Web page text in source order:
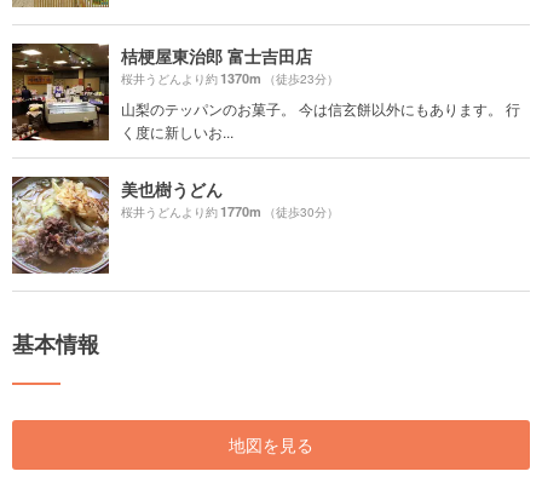
桔梗屋東治郎 富士吉田店
桜井うどんより約1370m （徒歩23分）
山梨のテッパンのお菓子。 今は信玄餅以外にもあります。 行
く度に新しいお...
美也樹うどん
桜井うどんより約1770m （徒歩30分）
基本情報
地図を見る